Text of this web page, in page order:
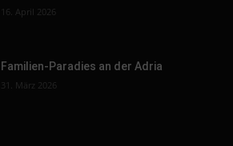
16. April 2026
Familien-Paradies an der Adria
31. März 2026